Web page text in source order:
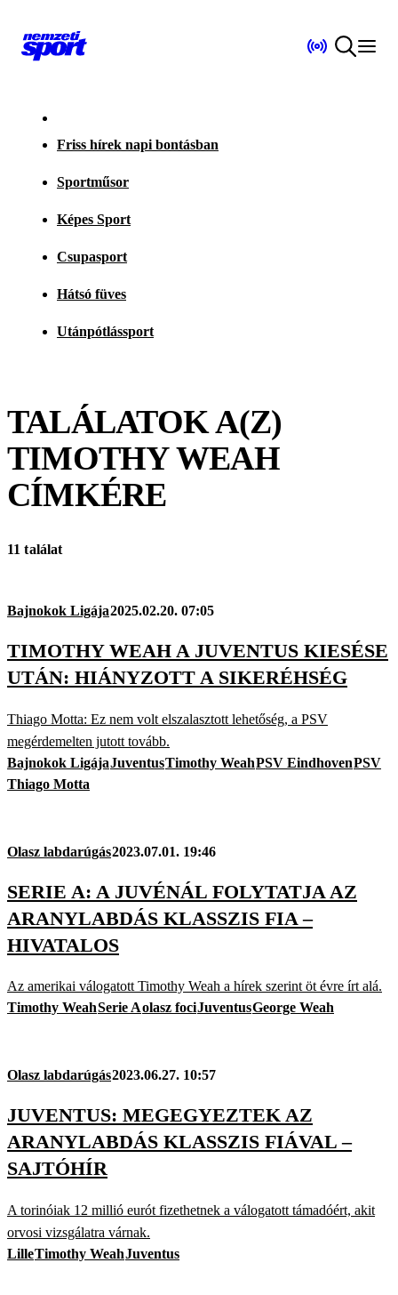
Friss hírek napi bontásban
Sportműsor
Képes Sport
Csupasport
Hátsó füves
Utánpótlássport
TALÁLATOK A(Z)
TIMOTHY WEAH
CÍMKÉRE
11 találat
Bajnokok Ligája2025.02.20. 07:05
TIMOTHY WEAH A JUVENTUS KIESÉSE
UTÁN: HIÁNYZOTT A SIKERÉHSÉG
Thiago Motta: Ez nem volt elszalasztott lehetőség, a PSV
megérdemelten jutott tovább.
Bajnokok LigájaJuventusTimothy WeahPSV EindhovenPSV
Thiago Motta
Olasz labdarúgás2023.07.01. 19:46
SERIE A: A JUVÉNÁL FOLYTATJA AZ
ARANYLABDÁS KLASSZIS FIA –
HIVATALOS
Az amerikai válogatott Timothy Weah a hírek szerint öt évre írt alá.
Timothy WeahSerie Aolasz fociJuventusGeorge Weah
Olasz labdarúgás2023.06.27. 10:57
JUVENTUS: MEGEGYEZTEK AZ
ARANYLABDÁS KLASSZIS FIÁVAL –
SAJTÓHÍR
A torinóiak 12 millió eurót fizethetnek a válogatott támadóért, akit
orvosi vizsgálatra várnak.
LilleTimothy WeahJuventus